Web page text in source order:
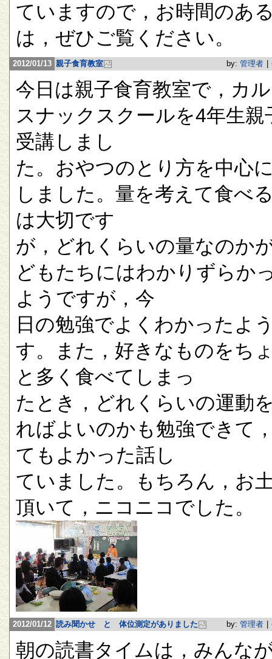
ていますので，お時間のあ
は，ぜひご覧ください。
2012/01/13 親子食育教室 by: 管理者
今日は親子食育教室で，カ
スナックスクールを4年生親
受講しまし
た。おやつのとり方を中心
しました。量を考えて食べ
は大切です
が，どれくらいの量なのか
どもたちにはわかりずらか
ようですが，今
日の勉強でよくわかったよ
す。また，好きなものをち
と多く食べてしまっ
たとき，どれくらいの運動
ればよいのかも勉強できて
てもよかった話し
ていました。もちろん，お
頂いて，ニコニコでした。
2012/01/12 読み聞かせ と 体位測定がありました by: 管理者
朝の読書タイムは，みんな